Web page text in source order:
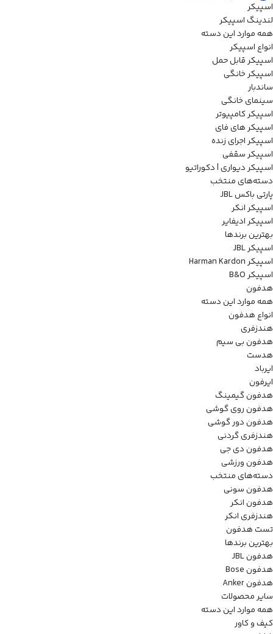
اسپیکر
لندینگ اسپیکر
همه موارد این دسته
انواع اسپیکر
اسپیکر قابل حمل
اسپیکر خانگی
ساندبار
سینمای خانگی
اسپیکر کامپیوتر
اسپیکر های فای
اسپیکر اجرای زنده
اسپیکر سقفی
اسپیکر دیواری | دکوراتیو
دسته‌های منتخب
پارتی باکس JBL
اسپیکر انکر
اسپیکر ادیفایر
بهترین برندها
اسپیکر JBL
اسپیکر Harman Kardon
اسپیکر B&O
هدفون
همه موارد این دسته
انواع هدفون
هندزفری
هدفون بی سیم
هدست
ایرباد
ایرفون
هدفون گیمینگ
هدفون روی گوشی
هدفون دور گوشی
هندزفری گردنی
هدفون دی جی
هدفون ورزشی
دسته‌های منتخب
هدفون سونی
هدفون انکر
هندزفری انکر
تست هدفون
بهترین برندها
هدفون JBL
هدفون Bose
هدفون Anker
سایر محصولات
همه موارد این دسته
کیف و کاور